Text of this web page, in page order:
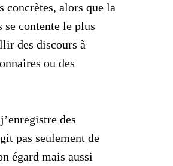
concrètes, alors que la
se contente le plus
des discours à
ou des
des
pas seulement de
égard mais aussi